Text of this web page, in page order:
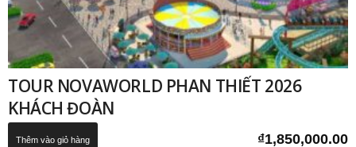
TOUR NOVAWORLD PHAN THIẾT 2026
KHÁCH ĐOÀN
₫1,850,000.00
Thêm vào giỏ hàng